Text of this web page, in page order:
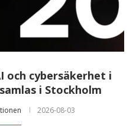
och cybersäkerhet i
i Stockholm
2026-08-03